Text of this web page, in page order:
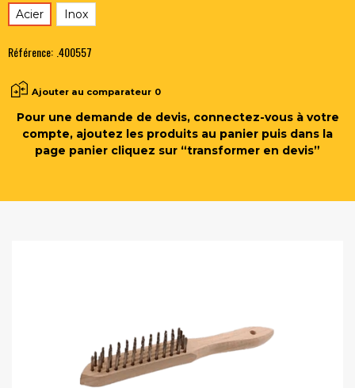
Acier Inox
Référence: .400557
Ajouter au comparateur 0
Pour une demande de devis, connectez-vous à votre
compte, ajoutez les produits au panier puis dans la
page panier cliquez sur “transformer en devis”